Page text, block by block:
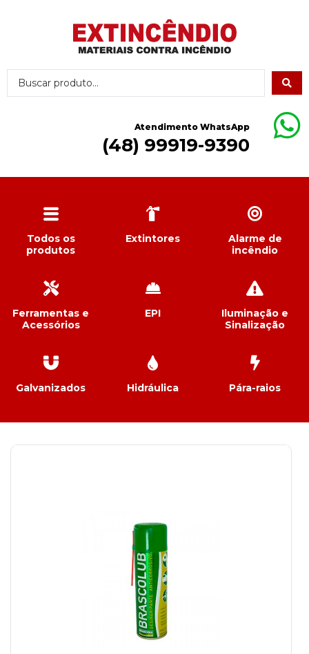
Atendimento WhatsApp
(48) 99919-9390
Todos os
produtos
Extintores
Alarme de
incêndio
Ferramentas e
Acessórios
EPI
Iluminação e
Sinalização
Galvanizados Hidráulica Pára-raios